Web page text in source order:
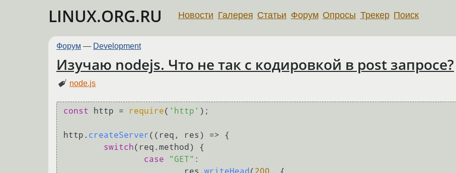
LINUX.ORG.RU Новости Галерея Статьи Форум Опросы Трекер Поиск
Форум — Development
Изучаю nodejs. Что не так с кодировкой в post запросе?
node.js
const http = require( 'http' );
http. createServer ( ( req, res ) => {
switch(req. method ) {
case
"GET" :